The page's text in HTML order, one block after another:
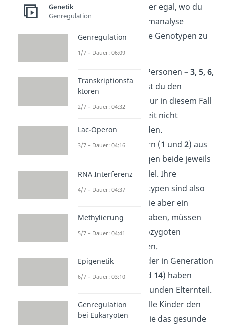
Es ist prinzipiell immer egal, wo du
bei einer Stammbaumanalyse
Aufgabe anfängst die Genotypen zu
bestimmen!
Allen gesunden Personen –3, 5, 6,
8und9– ordnest du den
zu. Nur in diesem Fall
kann die Krankheit nicht
ausgeprägt werden.
Die kranken Eltern (1 und2) aus
Generation I tragen beide jeweils
ein „defektes“ Allel. Ihre
möglichen Genotypen sind also
. Da sie aber ein
gesundes Kind haben, müssen
beide den heterozygoten
haben.
Alle kranken Kinder in Generation
III (10, 11, 13 und 14) haben
jeweils einen gesunden Elternteil.
Deshalb haben alle Kinder den
GenotypAa,
da sie das gesunde
Genetik
Genregulation
Genregulation
1/7 – Dauer: 06:09
Transkriptionsfa
ktoren
2/7 – Dauer: 04:32
Lac-Operon
3/7 – Dauer: 04:16
RNA Interferenz
4/7 – Dauer: 04:37
Methylierung
5/7 – Dauer: 04:41
Epigenetik
6/7 – Dauer: 03:10
Genregulation
bei Eukaryoten